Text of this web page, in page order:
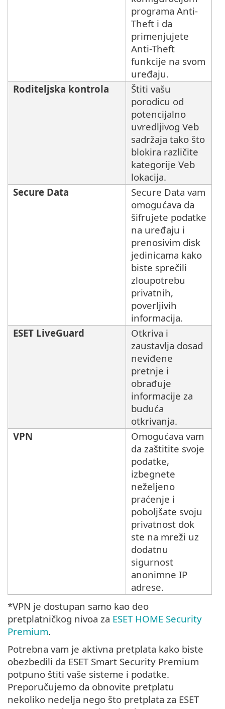
programa Anti-
Theft i da
primenjujete
Anti-Theft
funkcije na svom
uređaju.
Roditeljska kontrola
Štiti vašu
porodicu od
potencijalno
uvredljivog Veb
sadržaja tako što
blokira različite
kategorije Veb
lokacija.
Secure Data
Secure Data vam
omogućava da
šifrujete podatke
na uređaju i
prenosivim disk
jedinicama kako
biste sprečili
zloupotrebu
privatnih,
poverljivih
informacija.
ESET LiveGuard
Otkriva i
zaustavlja dosad
neviđene
pretnje i
obrađuje
informacije za
buduća
otkrivanja.
VPN
Omogućava vam
da zaštitite svoje
podatke,
izbegnete
neželjeno
praćenje i
poboljšate svoju
privatnost dok
ste na mreži uz
dodatnu
sigurnost
anonimne IP
adrese.
*VPN je dostupan samo kao deo
pretplatničkog nivoa za ESET HOME Security
Premium.
Potrebna vam je aktivna pretplata kako biste
obezbedili da ESET Smart Security Premium
potpuno štiti vaše sisteme i podatke.
Preporučujemo da obnovite pretplatu
nekoliko nedelja nego što pretplata za ESET